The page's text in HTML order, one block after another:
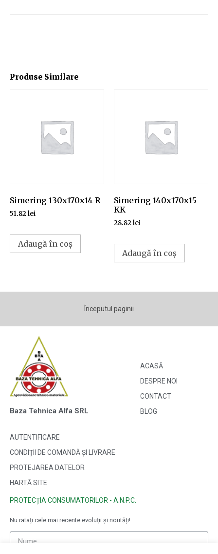
Produse Similare
Simering 130x170x14 R
51.82lei
Adaugă în coș
Simering 140x170x15
KK
28.82lei
Adaugă în coș
Începutul paginii
Baza Tehnica Alfa SRL
ACASĂ
DESPRE NOI
CONTACT
BLOG
AUTENTIFICARE
CONDIȚII DE COMANDĂ ȘI LIVRARE
PROTEJAREA DATELOR
HARTĂ SITE
PROTECȚIA CONSUMATORILOR - A.N.P.C.
Nu ratați cele mai recente evoluții și noutăți!